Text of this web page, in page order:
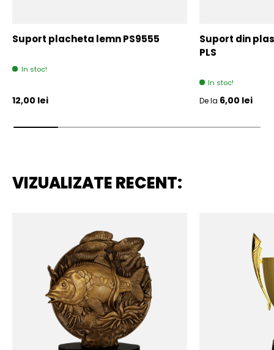
Suport placheta lemn PS9555
In stoc!
Pret initial
12,00 lei
Suport din
PLS
In stoc!
Pret initial
De la 6,00 lei
VIZUALIZATE RECENT: